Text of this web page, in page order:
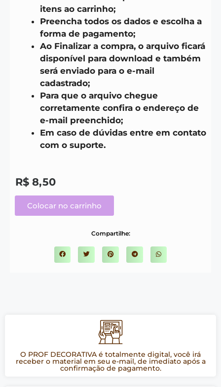
itens ao carrinho;
Preencha todos os dados e escolha a
forma de pagamento;
Ao Finalizar a compra, o arquivo ficará
disponível para download e também
será enviado para o e-mail
cadastrado;
Para que o arquivo chegue
corretamente confira o endereço de
e-mail preenchido;
Em caso de dúvidas entre em contato
com o suporte.
R$ 8,50
Colocar no carrinho
Compartilhe:
O PROF DECORATIVA é totalmente digital, você irá
receber o material em seu e-mail, de imediato após a
confirmação de pagamento.